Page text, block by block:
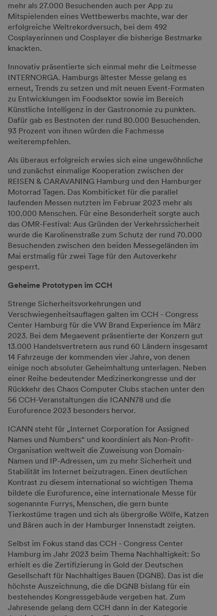
mehr als 27.000 Besuchenden auch per App zu
Mitspielenden eines Wettbewerbs machte, war der
erfolgreiche Weltrekordversuch, bei dem 492
Cosplayerinnen und Cosplayer die bisherige Bestmarke
knackten.
Innovativ präsentierte sich einmal mehr die Leitmesse
INTERNORGA. Hamburgs ältester Messe gelang es
erneut, Trends zu setzen und mit neuen Event-Formaten
zu Entwicklungen im Foodsektor sowie im Bereich
Künstliche Intelligenz in der Gastronomie zu punkten.
Dafür gab es Bestnoten der rund 80.000 Besuchenden.
93 Prozent von ihnen würden die Fachmesse
weiterempfehlen.
Als überaus erfolgreich erwies sich eine ungewöhnliche
und zunächst einmalige Kooperation zwischen der
REISEN & CARAVANING Hamburg und den Hamburger
Motorrad Tagen. Das Kombiticket für die parallel
laufenden Messen nutzten im Februar 2023 mehr als
100.000 Menschen. Für eine Besonderheit sorgte auch
das OMR-Festival: Aus Gründen der Verkehrssicherheit
wurde die Karolinenstraße zum Schutz der rund 70.000
Besuchenden zwischen den beiden Messegeländen im
Mai erstmalig für zwei Tage für den Autoverkehr
gesperrt.
Geheime Prototypen im CCH
Strenge Sicherheitsvorkehrungen und
Verschwiegenheitsauflagen galten im CCH - Congress
Center Hamburg für die VW Brand Experience im März
2023. Bei dem Megaevent präsentierte der Konzern gut
13.000 Handelsvertretern aus rund 60 Ländern insgesamt
14 Fahrzeuge der kommenden vier Jahre, von denen
einige noch absoluter Geheimhaltung unterlagen. Neben
einer Reihe bedeutender Medizinerkongresse und der
Rückkehr des Chaos Computer Clubs stachen unter den
56 CCH-Veranstaltungen die ICANN78 und die
Eurofurence 2023 besonders hervor.
ICANN steht für „Internet Corporation for Assigned
Names und Numbers“ und koordiniert als Non-Profit-
Organisation weltweit die Zuweisung von Domain-
Namen und IP-Adressen, um zu mehr Sicherheit und
Stabilität im Internet beizutragen. Einen deutlichen
Kontrast zu diesem international so wichtigen Thema
bildete die Eurofurence, eine internationale Messe für
sogenannte Furrys, Menschen, die gern bunte
Tierkostüme tragen und sich als übergroße Wölfe, Katzen
und Bären auch in der Hamburger Innenstadt zeigten.
Selbst im Fokus stand das CCH - Congress Center
Hamburg im Jahr 2023 beim Thema Nachhaltigkeit: So
erhielt es die Zertifizierung in Gold der Deutschen
Gesellschaft für Nachhaltiges Bauen (DGNB). Das ist die
höchste Auszeichnung, die die DGNB bislang für ein
bestehendes Kongressgebäude vergeben hat. Zum
Jahresende gelang dem CCH dann in der Kategorie